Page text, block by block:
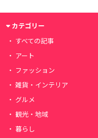
カテゴリー
すべての記事
アート
ファッション
雑貨・インテリア
グルメ
観光・地域
暮らし